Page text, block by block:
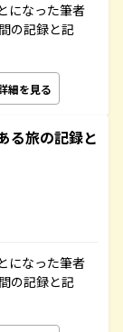
になった筆者
の記録と記
細を見る
る旅の記録と
になった筆者
の記録と記